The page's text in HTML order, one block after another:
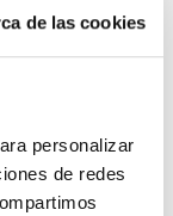
de las cookies
personalizar
de redes